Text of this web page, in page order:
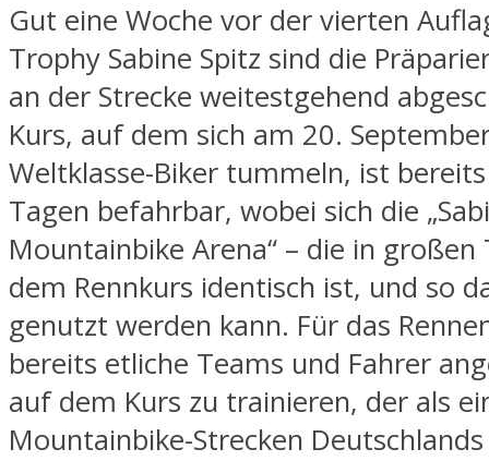
Gut eine Woche vor der vierten
Trophy Sabine Spitz sind die
an der Strecke weitestgehend
Kurs, auf dem sich am 20.
Weltklasse-Biker tummeln, ist
Tagen befahrbar, wobei sich die
Mountainbike Arena“ – die in
dem Rennkurs identisch ist, und so
genutzt werden kann. Für das
bereits etliche Teams und Fahrer
auf dem Kurs zu trainieren, der als
Mountainbike-Strecken